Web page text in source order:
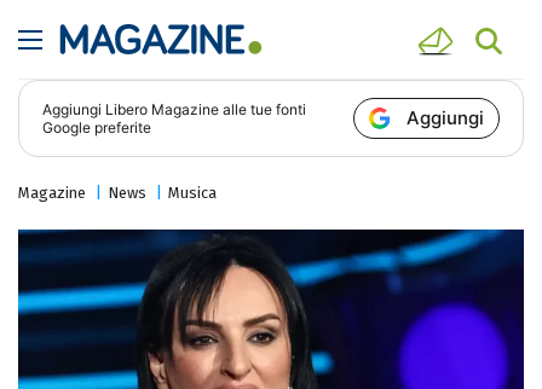
Aggiungi Libero Magazine alle tue fonti
Google preferite
Aggiungi
Magazine News Musica